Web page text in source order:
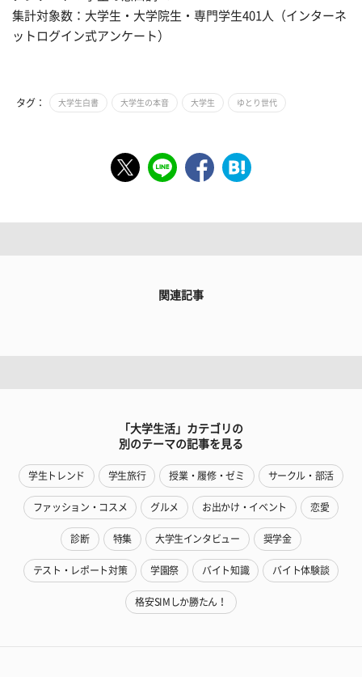
集計対象数：大学生・大学院生・専門学生401人（インターネ
ットログイン式アンケート）
タグ： 大学生白書 大学生の本音 大学生 ゆとり世代
関連記事
「大学生活」カテゴリの
別のテーマの記事を見る
学生トレンド 学生旅行 授業・履修・ゼミ サークル・部活
ファッション・コスメ グルメ お出かけ・イベント 恋愛
診断 特集 大学生インタビュー 奨学金
テスト・レポート対策 学園祭 バイト知識 バイト体験談
格安SIMしか勝たん！